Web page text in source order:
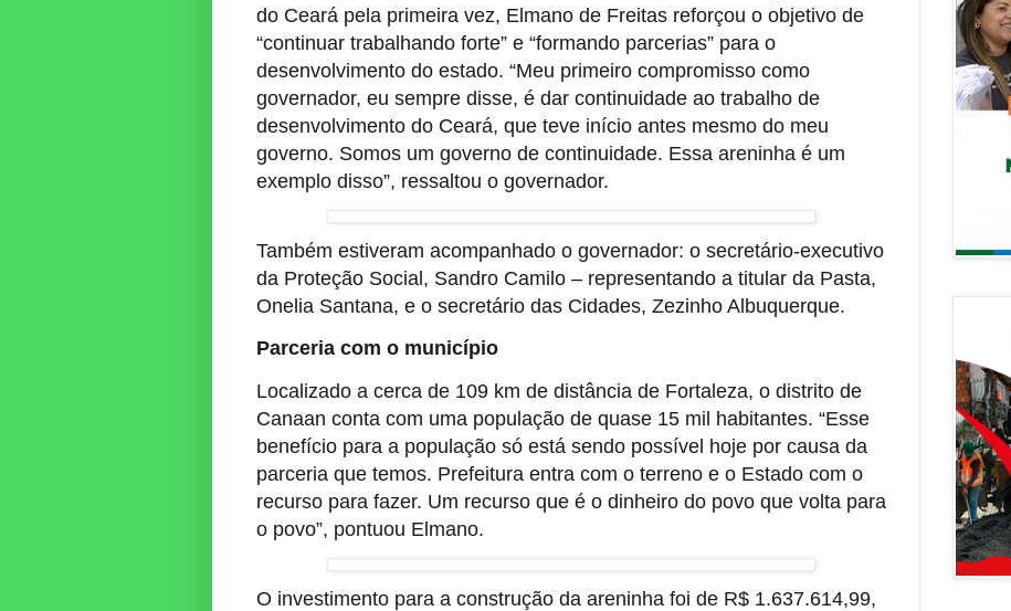
do Ceará pela primeira vez, Elmano de Freitas reforçou o objetivo de
“continuar trabalhando forte” e “formando parcerias” para o
desenvolvimento do estado. “Meu primeiro compromisso como
governador, eu sempre disse, é dar continuidade ao trabalho de
desenvolvimento do Ceará, que teve início antes mesmo do meu
governo. Somos um governo de continuidade. Essa areninha é um
exemplo disso”, ressaltou o governador.
Também estiveram acompanhado o governador: o secretário-executivo
da Proteção Social, Sandro Camilo – representando a titular da Pasta,
Onelia Santana, e o secretário das Cidades, Zezinho Albuquerque.
Parceria com o município
Localizado a cerca de 109 km de distância de Fortaleza, o distrito de
Canaan conta com uma população de quase 15 mil habitantes. “Esse
benefício para a população só está sendo possível hoje por causa da
parceria que temos. Prefeitura entra com o terreno e o Estado com o
recurso para fazer. Um recurso que é o dinheiro do povo que volta para
o povo”, pontuou Elmano.
O investimento para a construção da areninha foi de R$ 1.637.614,99,